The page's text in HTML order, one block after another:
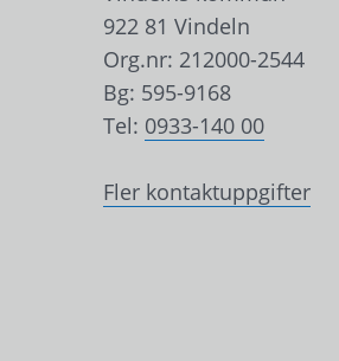
922 81 Vindeln
Org.nr: 212000-2544
Bg: 595-9168
Tel: 0933-140 00
Fler kontaktuppgifter